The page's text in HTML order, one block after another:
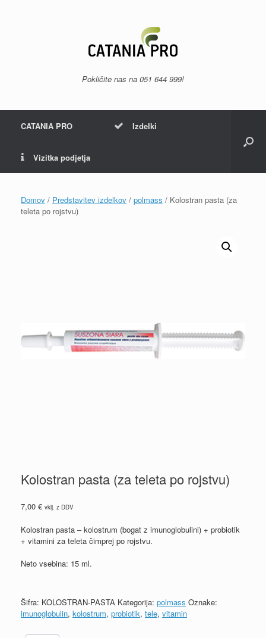
Pokličite nas na 051 644 999!
CATANIA PRO Izdelki
Vizitka podjetja
Domov / Predstavitev izdelkov / polmass / Kolostran pasta (za
teleta po rojstvu)
Kolostran pasta (za teleta po rojstvu)
7,00 € vklj. z DDV
Kolostran pasta – kolostrum (bogat z imunoglobulini) + probiotik
+ vitamini za teleta čimprej po rojstvu.
Neto vsebina: 15 ml.
Šifra: KOLOSTRAN-PASTA Kategorija: polmass Oznake:
imunoglobulin, kolostrum, probiotik, tele, vitamin